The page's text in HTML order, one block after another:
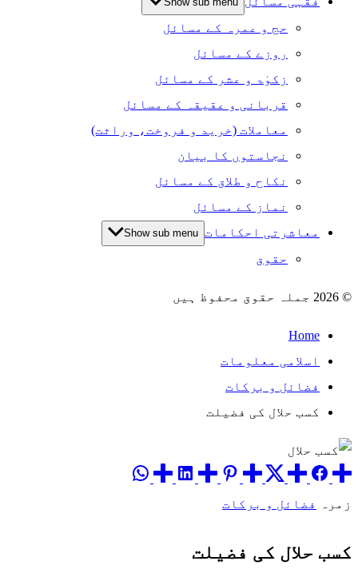
حج و عمرہ کے مسائل
روزے کے مسائل
زکوٰۃ و عشر کے مسائل
قربانی و عقیقہ کے مسائل
معاملات (خرید و فروخت، وراثت)
نجاستوں کا بیان
نکاح و طلاق کے مسائل
نماز کے مسائل
معاشرتی احکامات Show sub menu
حقوق
© 2026 جملہ حقوق محفوظ ہیں
Home
اسلامی معلومات
فضائل و برکات
کسب حلال کی فضیلت
زمرہ فضائل و برکات
کسب حلال کی فضیلت